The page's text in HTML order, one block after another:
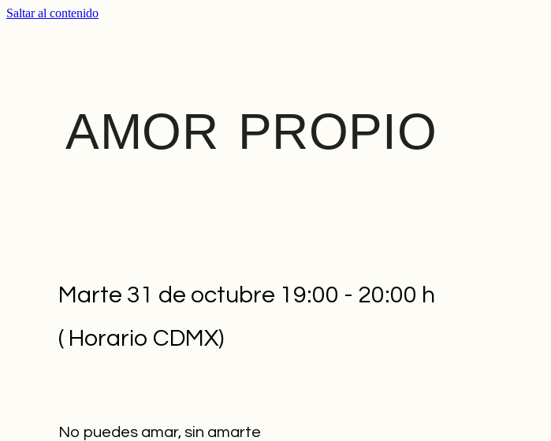
Saltar al contenido
AMOR PROPIO
Marte 31 de octubre 19:00 - 20:00 h
( Horario CDMX)
No puedes amar, sin amarte